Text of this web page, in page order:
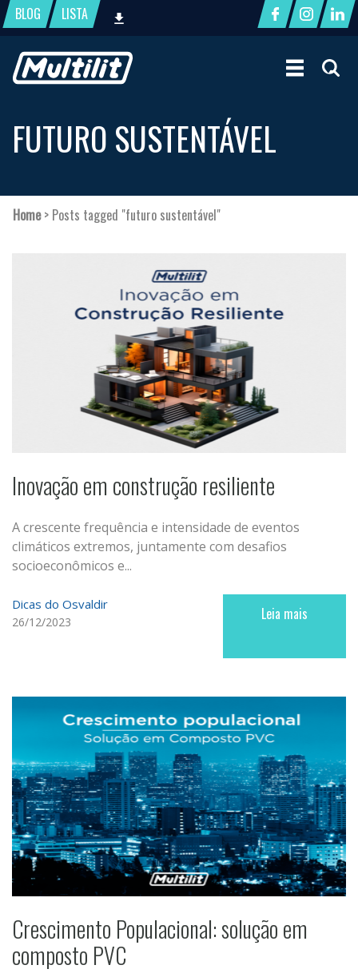
BLOG LISTA
FUTURO SUSTENTÁVEL
Home> Posts tagged "futuro sustentável"
Inovação em construção resiliente
A crescente frequência e intensidade de eventos
climáticos extremos, juntamente com desafios
socioeconômicos e...
Dicas do Osvaldir
26/12/2023 Leia mais
Crescimento Populacional: solução em
composto PVC